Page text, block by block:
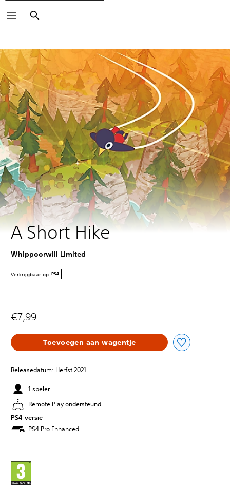
Zoeken
A Short Hike
Whippoorwill Limited
Verkrijgbaar op PS4
€7,99
Toevoegen aan wagentje
Releasedatum: Herfst 2021
1 speler
Remote Play ondersteund
PS4-versie
PS4 Pro Enhanced